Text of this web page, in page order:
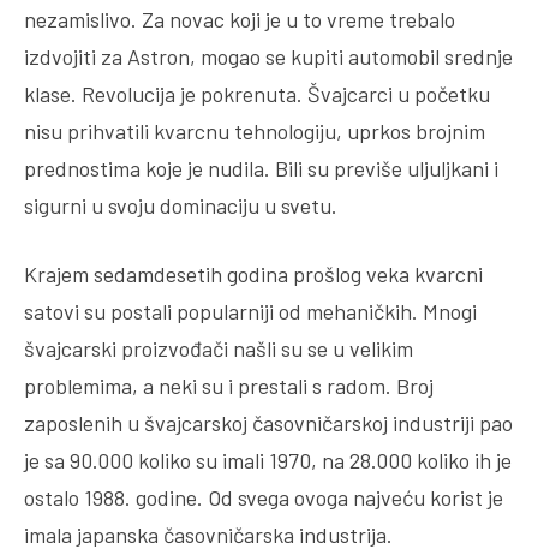
nezamislivo. Za novac koji je u to vreme trebalo
izdvojiti za Astron, mogao se kupiti automobil srednje
klase. Revolucija je pokrenuta. Švajcarci u početku
nisu prihvatili kvarcnu tehnologiju, uprkos brojnim
prednostima koje je nudila. Bili su previše uljuljkani i
sigurni u svoju dominaciju u svetu.
Krajem sedamdesetih godina prošlog veka kvarcni
satovi su postali popularniji od mehaničkih. Mnogi
švajcarski proizvođači našli su se u velikim
problemima, a neki su i prestali s radom. Broj
zaposlenih u švajcarskoj časovničarskoj industriji pao
je sa 90.000 koliko su imali 1970, na 28.000 koliko ih je
ostalo 1988. godine. Od svega ovoga najveću korist je
imala japanska časovničarska industrija.